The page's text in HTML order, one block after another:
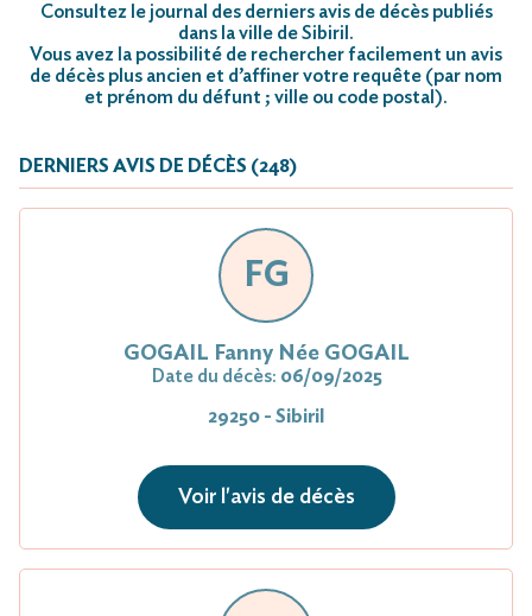
Consultez le journal des derniers avis de décès publiés
dans la ville de Sibiril.
Vous avez la possibilité de rechercher facilement un avis
de décès plus ancien et d’affiner votre requête (par nom
et prénom du défunt ; ville ou code postal).
DERNIERS AVIS DE DÉCÈS (248)
FG
GOGAIL Fanny Née GOGAIL
Date du décès: 06/09/2025
29250 - Sibiril
Voir l'avis de décès